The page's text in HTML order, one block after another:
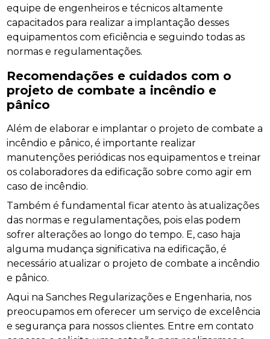
equipe de engenheiros e técnicos altamente
capacitados para realizar a implantação desses
equipamentos com eficiência e seguindo todas as
normas e regulamentações.
Recomendações e cuidados com o
projeto de combate a incêndio e
pânico
Além de elaborar e implantar o projeto de combate a
incêndio e pânico, é importante realizar
manutenções periódicas nos equipamentos e treinar
os colaboradores da edificação sobre como agir em
caso de incêndio.
Também é fundamental ficar atento às atualizações
das normas e regulamentações, pois elas podem
sofrer alterações ao longo do tempo. E, caso haja
alguma mudança significativa na edificação, é
necessário atualizar o projeto de combate a incêndio
e pânico.
Aqui na Sanches Regularizações e Engenharia, nos
preocupamos em oferecer um serviço de excelência
e segurança para nossos clientes. Entre em contato